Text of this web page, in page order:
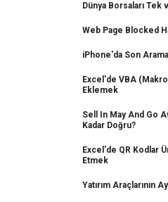
Dünya Borsaları Tek
Web Page Blocked
iPhone'da Son
Excel'de VBA
Eklemek
Sell In May And Go
Kadar Doğru?
Excel'de QR Kodlar
Etmek
Yatırım Araçlarının